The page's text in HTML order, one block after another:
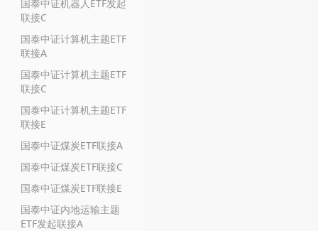
国泰中证机器人ETF发起
联接C
国泰中证计算机主题ETF
联接A
国泰中证计算机主题ETF
联接C
国泰中证计算机主题ETF
联接E
国泰中证煤炭ETF联接A
国泰中证煤炭ETF联接C
国泰中证煤炭ETF联接E
国泰中证内地运输主题
ETF发起联接A